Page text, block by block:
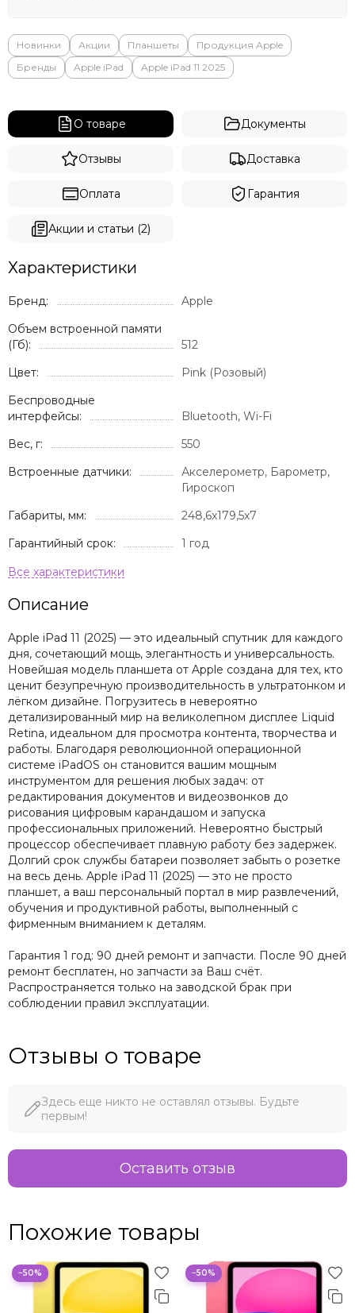
Новинки Акции Планшеты
Продукция Apple
Бренды
Apple iPad Apple iPad 11 2025
О товаре Документы
Отзывы Доставка
Оплата Гарантия
Акции и статьи (2)
Характеристики
Бренд:
Apple
Объем встроенной памяти
(Гб):
512
Цвет:
Pink (Розовый)
Беспроводные
интерфейсы:
Bluetooth, Wi-Fi
Вес, г:
550
Встроенные датчики:
Акселерометр, Барометр,
Гироскоп
Габариты, мм:
248,6x179,5x7
Гарантийный срок:
1 год
Описание
Apple iPad 11 (2025) — это идеальный спутник для каждого
дня, сочетающий мощь, элегантность и универсальность.
Новейшая модель планшета от Apple создана для тех, кто
ценит безупречную производительность в ультратонком и
лёгком дизайне. Погрузитесь в невероятно
детализированный мир на великолепном дисплее Liquid
Retina, идеальном для просмотра контента, творчества и
работы. Благодаря революционной операционной
системе iPadOS он становится вашим мощным
инструментом для решения любых задач: от
редактирования документов и видеозвонков до
рисования цифровым карандашом и запуска
профессиональных приложений. Невероятно быстрый
процессор обеспечивает плавную работу без задержек.
Долгий срок службы батареи позволяет забыть о розетке
на весь день. Apple iPad 11 (2025) — это не просто
планшет, а ваш персональный портал в мир развлечений,
обучения и продуктивной работы, выполненный с
фирменным вниманием к деталям.
Гарантия 1 год: 90 дней ремонт и запчасти. После 90 дней
ремонт бесплатен, но запчасти за Ваш счёт.
Распространяется только на заводской брак при
соблюдении правил эксплуатации.
Отзывы о товаре
Здесь еще никто не оставлял отзывы. Будьте
первым!
Оставить отзыв
Похожие товары
−50% −50%